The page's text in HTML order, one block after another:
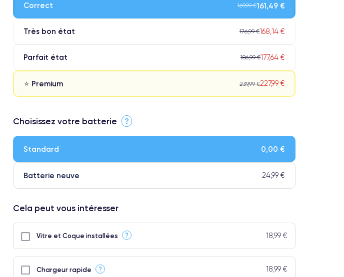
Correct 169,99 €161,49 €
Très bon état 176,99 €168,14 €
Parfait état 186,99 €177,64 €
⭐ Premium 239,99 €227,99 €
⭐ Premium
● Batterie : usage intensif.
Choisissez votre batterie ?
Standard 0,00 €
Batterie neuve 24,99 €
Cela peut vous intéresser
Vitre et Coque installées ? 18,99 €
Chargeur rapide ? 18,99 €